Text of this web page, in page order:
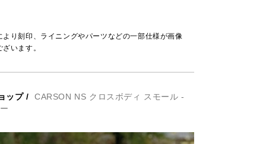
り刻印、ライニングやパーツなどの一部仕様が画像
います。
ップ/
CARSON NS クロスボディ スモール -